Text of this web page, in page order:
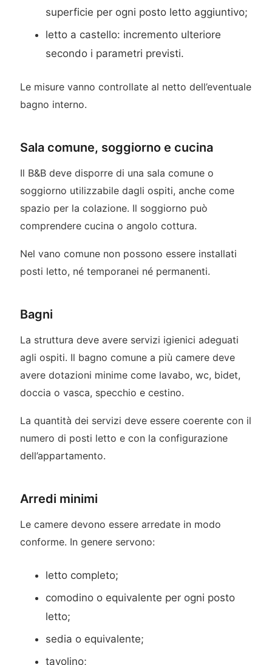
superficie per ogni posto letto aggiuntivo;
letto a castello: incremento ulteriore
secondo i parametri previsti.
Le misure vanno controllate al netto dell’eventuale
bagno interno.
Sala comune, soggiorno e cucina
Il B&B deve disporre di una sala comune o
soggiorno utilizzabile dagli ospiti, anche come
spazio per la colazione. Il soggiorno può
comprendere cucina o angolo cottura.
Nel vano comune non possono essere installati
posti letto, né temporanei né permanenti.
Bagni
La struttura deve avere servizi igienici adeguati
agli ospiti. Il bagno comune a più camere deve
avere dotazioni minime come lavabo, wc, bidet,
doccia o vasca, specchio e cestino.
La quantità dei servizi deve essere coerente con il
numero di posti letto e con la configurazione
dell’appartamento.
Arredi minimi
Le camere devono essere arredate in modo
conforme. In genere servono:
letto completo;
comodino o equivalente per ogni posto
letto;
sedia o equivalente;
tavolino;